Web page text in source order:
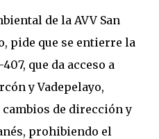
de la AVV San
pide que se entierre la
que da acceso a
y Vadepelayo,
de dirección y
prohibiendo el